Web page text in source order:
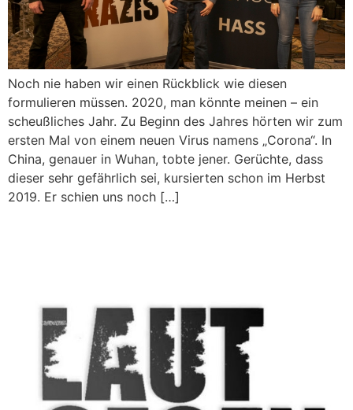
Noch nie haben wir einen Rückblick wie diesen
formulieren müssen. 2020, man könnte meinen – ein
scheußliches Jahr. Zu Beginn des Jahres hörten wir zum
ersten Mal von einem neuen Virus namens „Corona“. In
China, genauer in Wuhan, tobte jener. Gerüchte, dass
dieser sehr gefährlich sei, kursierten schon im Herbst
2019. Er schien uns noch […]